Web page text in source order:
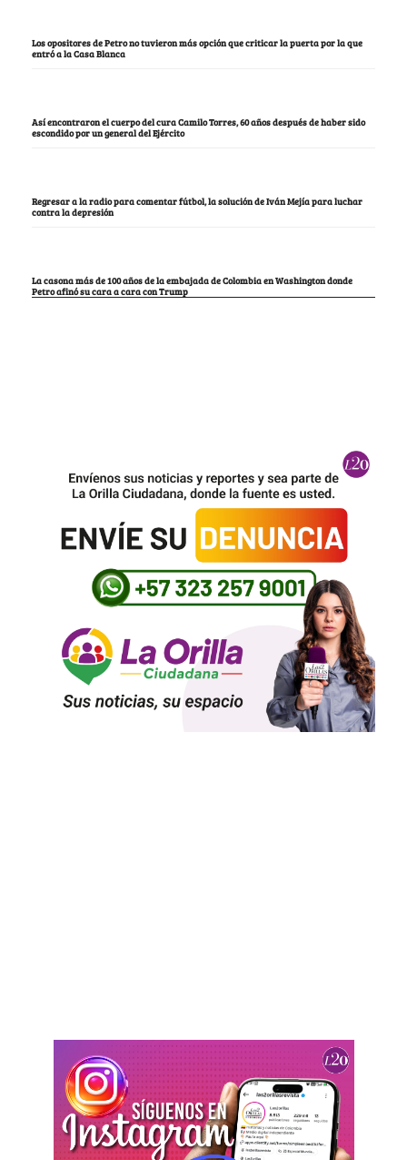
Los opositores de Petro no tuvieron más opción que criticar la puerta por la que
entró a la Casa Blanca
Así encontraron el cuerpo del cura Camilo Torres, 60 años después de haber sido
escondido por un general del Ejército
Regresar a la radio para comentar fútbol, la solución de Iván Mejía para luchar
contra la depresión
La casona más de 100 años de la embajada de Colombia en Washington donde
Petro afinó su cara a cara con Trump